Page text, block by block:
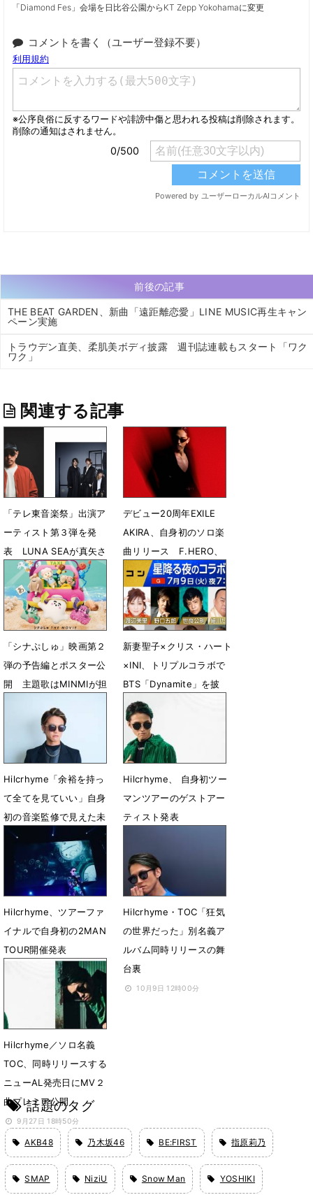
「Diamond Fes」会場を日比谷公園からKT Zepp Yokohamaに変更
コメントを書く（ユーザー登録不要）
前後の記事
THE BEAT GARDEN、新曲「遠距離恋愛」LINE MUSIC再生キャン
ペーン実施
トラウデン直美、柔肌美ボディ披露 週刊誌連載もスタート「ワク
ワク」
関連する記事
「テレ東音楽祭」出演ア
ーティスト第３弾を発
表 LUNA SEAが真矢さ
ん旅立ち後初のTV出演
6月25日 12時02分
デビュー20周年EXILE
AKIRA、自身初のソロ楽
曲リリース F.HERO、
JAY’ED、MIYAVIとコラ
ボ
6月6日 17時53分
「シナぷしゅ」映画第２
弾の予告編とポスター公
開 主題歌はMINMIが担
3月13日 11時34分
新妻聖子×クリス・ハート
×INI、トリプルコラボで
BTS「Dynamite」を披
露：「うたコン」
7月2日 12時41分
Hilcrhyme「余裕を持っ
て全てを見ていい」自身
初の音楽監修で見えた未
8月17日 18時00分
Hilcrhyme、 自身初ツー
マンツアーのゲストアー
ティスト発表
Hilcrhyme、ツアーファ
イナルで自身初の2MAN
TOUR開催発表
11月29日 07時00分
Hilcrhyme・TOC「狂気
の世界だった」別名義ア
ルバム同時リリースの舞
台裏
10月9日 12時00分
Hilcrhyme／ソロ名義
TOC、同時リリースする
ニューAL発売日にMV２
曲プレミア公開
9月27日 18時50分
話題のタグ
AKB48 乃木坂46 BE:FIRST 指原莉乃
SMAP NiziU Snow Man YOSHIKI